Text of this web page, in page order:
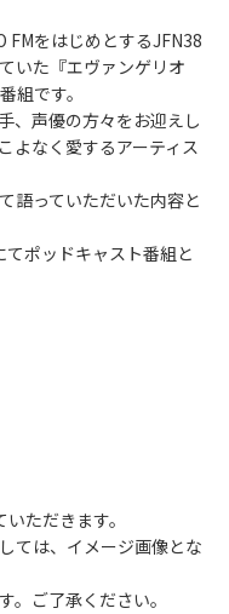
FMをはじめとするJFN38
いた『エヴァンゲリオ
組です。
、声優の方々をお迎えし
よなく愛するアーティス
語っていただいた内容と
ポッドキャスト番組と
ただきます。
ては、イメージ画像とな
ご了承ください。